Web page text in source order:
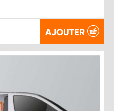
AJOUTER